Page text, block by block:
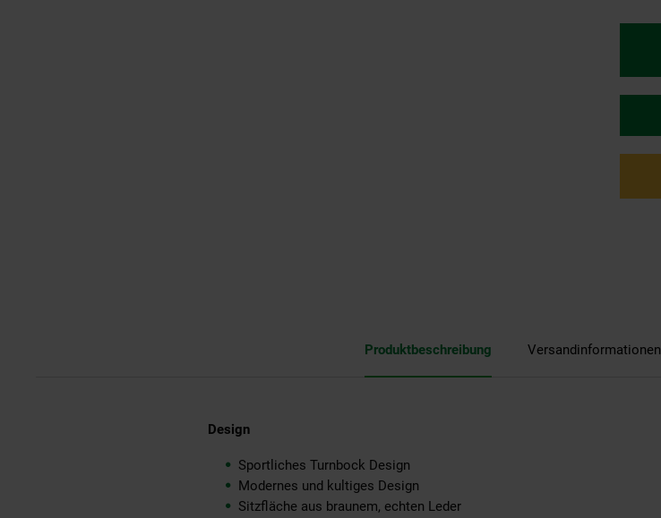
Produktbeschreibung Versandinformationen
Design
Sportliches Turnbock Design
Modernes und kultiges Design
Sitzfläche aus braunem, echten Leder